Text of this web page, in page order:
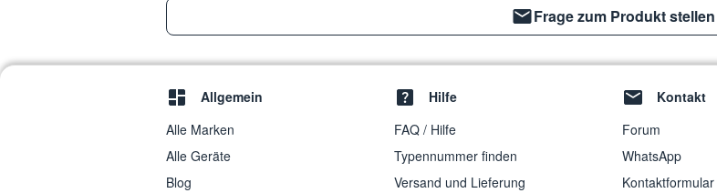
Frage zum Produkt stellen
Allgemein
Alle Marken
Alle Geräte
Blog
Hilfe
FAQ / Hilfe
Typennummer finden
Versand und Lieferung
Kontakt
Forum
WhatsApp
Kontaktformular